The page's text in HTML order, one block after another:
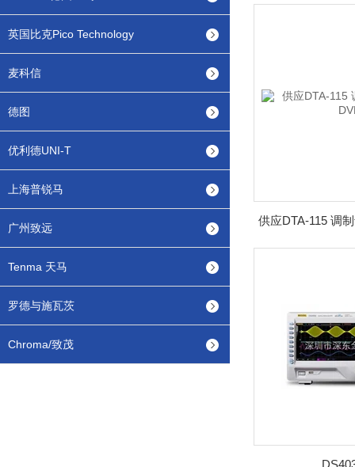
英国比克Pico Technology
麦科信
德图
优利德UNI-T
上海普锐马
广州致远
Tenma 天马
罗德与施瓦茨
Chroma/致茂